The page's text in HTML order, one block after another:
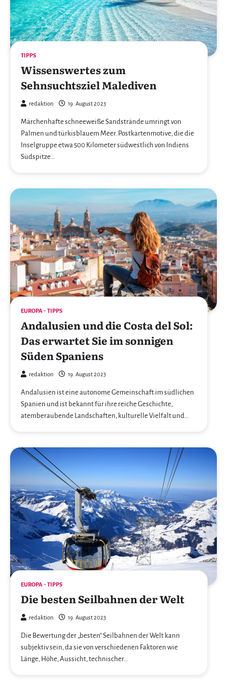
TIPPS
Wissenswertes zum
Sehnsuchtsziel Malediven
redaktion 19. August 2023
Märchenhafte schneeweiße Sandstrände umringt von
Palmen und türkisblauem Meer. Postkartenmotive, die die
Inselgruppe etwa 500 Kilometer südwestlich von Indiens
Südspitze…
EUROPA TIPPS
Andalusien und die Costa del Sol:
Das erwartet Sie im sonnigen
Süden Spaniens
redaktion 19. August 2023
Andalusien ist eine autonome Gemeinschaft im südlichen
Spanien und ist bekannt für ihre reiche Geschichte,
atemberaubende Landschaften, kulturelle Vielfalt und…
EUROPA TIPPS
Die besten Seilbahnen der Welt
redaktion 19. August 2023
Die Bewertung der „besten“ Seilbahnen der Welt kann
subjektiv sein, da sie von verschiedenen Faktoren wie
Länge, Höhe, Aussicht, technischer…